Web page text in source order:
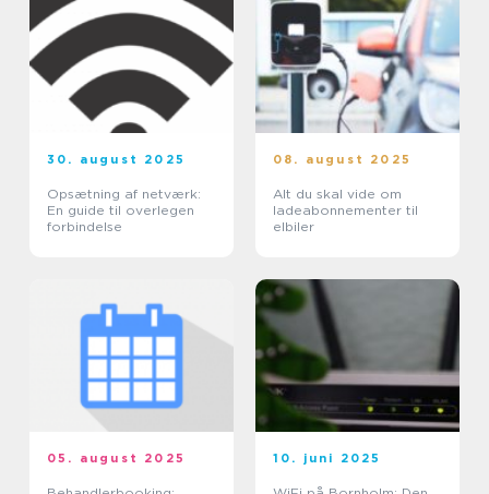
30. august 2025
Opsætning af netværk:
En guide til overlegen
forbindelse
08. august 2025
Alt du skal vide om
ladeabonnementer til
elbiler
05. august 2025 10. juni 2025